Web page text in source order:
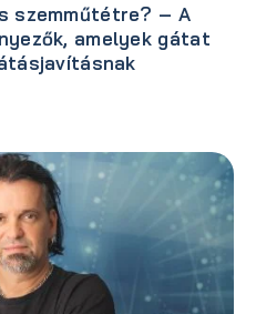
szemműtétre? – A
amelyek gátat